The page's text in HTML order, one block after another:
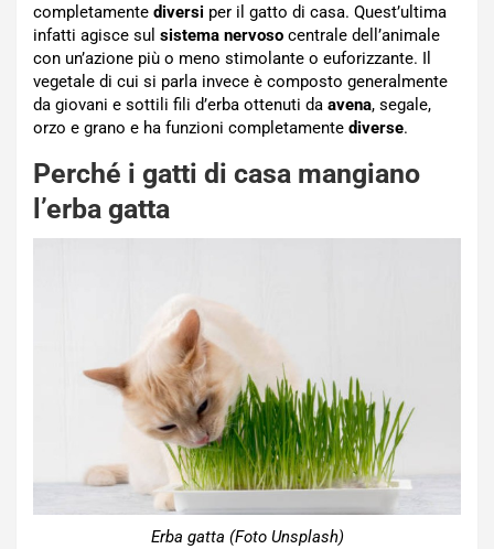
completamente diversi per il gatto di casa. Quest’ultima
infatti agisce sul sistema nervoso centrale dell’animale
con un’azione più o meno stimolante o euforizzante. Il
vegetale di cui si parla invece è composto generalmente
da giovani e sottili fili d’erba ottenuti da avena, segale,
orzo e grano e ha funzioni completamente diverse.
Perché i gatti di casa mangiano
l’erba gatta
Erba gatta (Foto Unsplash)